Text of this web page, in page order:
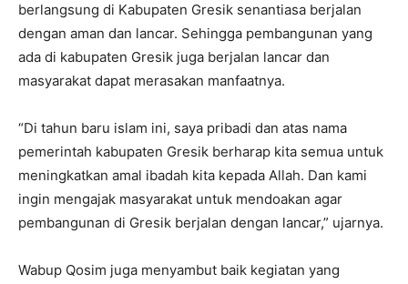
berlangsung di Kabupaten Gresik senantiasa berjalan
dengan aman dan lancar. Sehingga pembangunan yang
ada di kabupaten Gresik juga berjalan lancar dan
masyarakat dapat merasakan manfaatnya.
“Di tahun baru islam ini, saya pribadi dan atas nama
pemerintah kabupaten Gresik berharap kita semua untuk
meningkatkan amal ibadah kita kepada Allah. Dan kami
ingin mengajak masyarakat untuk mendoakan agar
pembangunan di Gresik berjalan dengan lancar,” ujarnya.
Wabup Qosim juga menyambut baik kegiatan yang